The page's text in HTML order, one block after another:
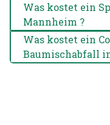
Was kostet ein
Mannheim ?
Was kostet ein